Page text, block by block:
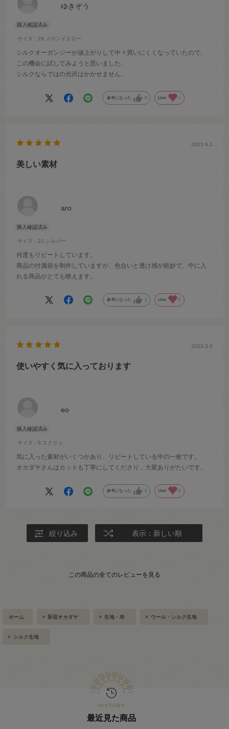
ゆきぞう
サイズ：28.メロンイエロー
シルクオーガンジーが値上がりして中々買いにくくなっていたので、
この機会に試してみようと思いました。
シルクならではの光沢はかかせません。
参考になった 0 Like!
aro
サイズ：21.シルバー
2023.9.1
美しい素材
何度もリピートしています。
商品の付属袋を制作していますが、色合いと透け感が絶妙で、中に入
れる商品がとても映えます。
参考になった 1 Like! 2
eo
サイズ：6.エクリュ
2023.3.6
使いやすく気に入っております
気に入った素材がいくつかあり、リピートしている中の一枚です。
オカダヤさんはカットも丁寧にしてくださり，大変ありがたいです。
参考になった 1 Like! 0
絞り込み 表示：新しい順
この商品の全てのレビューを見る
ホーム > 新宿オカダヤ > 生地・布 > ウール・シルク生地
> シルク生地
最近見た商品